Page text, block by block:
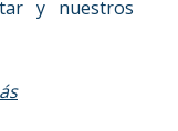
y nuestros